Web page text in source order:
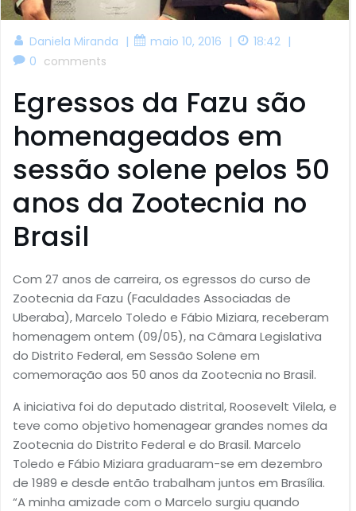
Daniela Miranda | maio 10, 2016 | 18:42 |
0 comments
Egressos da Fazu são
homenageados em
sessão solene pelos 50
anos da Zootecnia no
Brasil
Com 27 anos de carreira, os egressos do curso de
Zootecnia da Fazu (Faculdades Associadas de
Uberaba), Marcelo Toledo e Fábio Miziara, receberam
homenagem ontem (09/05), na Câmara Legislativa
do Distrito Federal, em Sessão Solene em
comemoração aos 50 anos da Zootecnia no Brasil.
A iniciativa foi do deputado distrital, Roosevelt Vilela, e
teve como objetivo homenagear grandes nomes da
Zootecnia do Distrito Federal e do Brasil. Marcelo
Toledo e Fábio Miziara graduaram-se em dezembro
de 1989 e desde então trabalham juntos em Brasília.
“A minha amizade com o Marcelo surgiu quando